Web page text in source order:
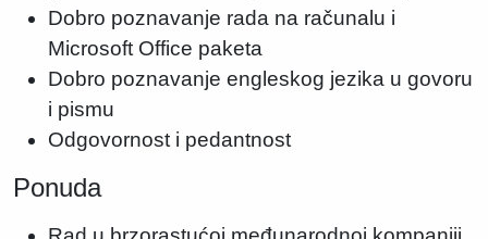
Dobro poznavanje rada na računalu i
Microsoft Office paketa
Dobro poznavanje engleskog jezika u govoru
i pismu
Odgovornost i pedantnost
Ponuda